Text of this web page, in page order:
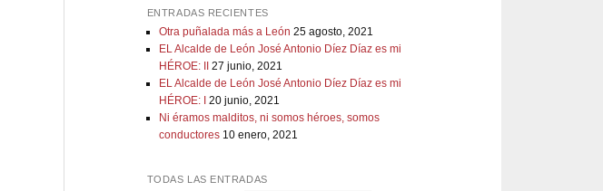
ENTRADAS RECIENTES
Otra puñalada más a León 25 agosto, 2021
EL Alcalde de León José Antonio Díez Díaz es mi
HÉROE: II
27 junio, 2021
EL Alcalde de León José Antonio Díez Díaz es mi
HÉROE: I
20 junio, 2021
Ni éramos malditos, ni somos héroes, somos
conductores 10 enero, 2021
TODAS LAS ENTRADAS